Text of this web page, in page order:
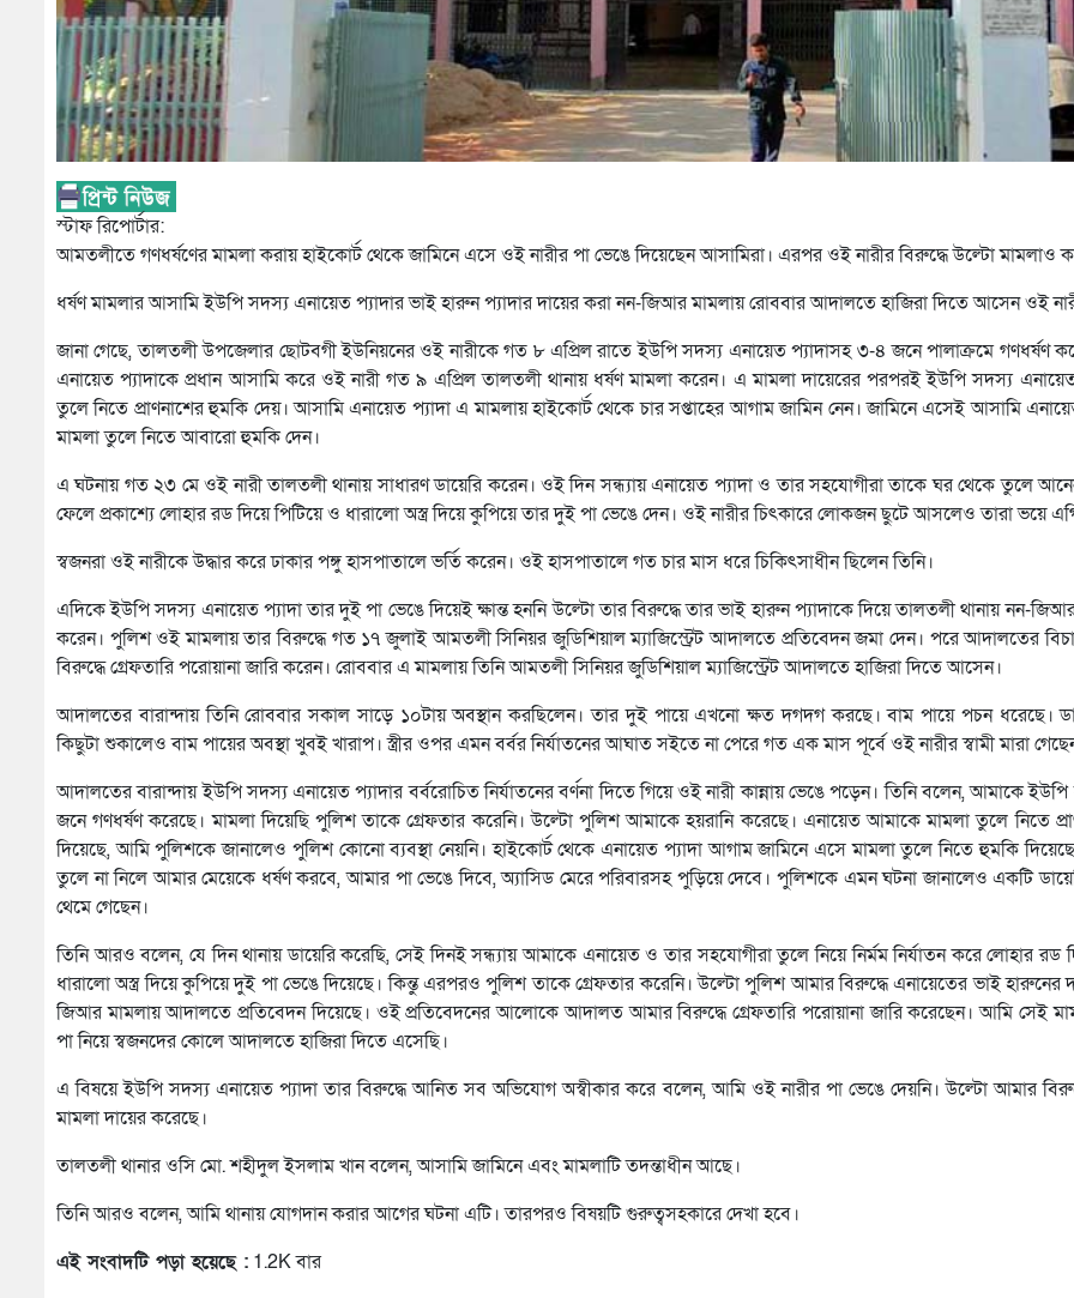
স্টাফ রিপোর্টার:
আমতলীতে গণধর্ষণের মামলা করায় হাইকোর্ট থেকে জামিনে এসে ওই নারীর পা ভেঙে দিয়েছেন আসামিরা। এরপর ওই নারীর বিরুদ্ধে উল্টো মামলাও
ধর্ষণ মামলার আসামি ইউপি সদস্য এনায়েত প্যাদার ভাই হারুন প্যাদার দায়ের করা নন-জিআর মামলায় রোববার আদালতে হাজিরা দিতে আসেন ওই
জানা গেছে, তালতলী উপজেলার ছোটবগী ইউনিয়নের ওই নারীকে গত ৮ এপ্রিল রাতে ইউপি সদস্য এনায়েত প্যাদাসহ ৩-৪ জনে পালাক্রমে গণধর্ষণ
এনায়েত প্যাদাকে প্রধান আসামি করে ওই নারী গত ৯ এপ্রিল তালতলী থানায় ধর্ষণ মামলা করেন। এ মামলা দায়েরের পরপরই ইউপি সদস্য
তুলে নিতে প্রাণনাশের হুমকি দেয়। আসামি এনায়েত প্যাদা এ মামলায় হাইকোর্ট থেকে চার সপ্তাহের আগাম জামিন নেন। জামিনে এসেই আসামি
মামলা তুলে নিতে আবারো হুমকি দেন।
এ ঘটনায় গত ২৩ মে ওই নারী তালতলী থানায় সাধারণ ডায়েরি করেন। ওই দিন সন্ধ্যায় এনায়েত প্যাদা ও তার সহযোগীরা তাকে ঘর থেকে তুলে
ফেলে প্রকাশ্যে লোহার রড দিয়ে পিটিয়ে ও ধারালো অস্ত্র দিয়ে কুপিয়ে তার দুই পা ভেঙে দেন। ওই নারীর চিৎকারে লোকজন ছুটে আসলেও তারা ভয়ে
স্বজনরা ওই নারীকে উদ্ধার করে ঢাকার পঙ্গু হাসপাতালে ভর্তি করেন। ওই হাসপাতালে গত চার মাস ধরে চিকিৎসাধীন ছিলেন তিনি।
এদিকে ইউপি সদস্য এনায়েত প্যাদা তার দুই পা ভেঙে দিয়েই ক্ষান্ত হননি উল্টো তার বিরুদ্ধে তার ভাই হারুন প্যাদাকে দিয়ে তালতলী থানায় নন-
করেন। পুলিশ ওই মামলায় তার বিরুদ্ধে গত ১৭ জুলাই আমতলী সিনিয়র জুডিশিয়াল ম্যাজিস্ট্রেট আদালতে প্রতিবেদন জমা দেন। পরে আদালতের
বিরুদ্ধে গ্রেফতারি পরোয়ানা জারি করেন। রোববার এ মামলায় তিনি আমতলী সিনিয়র জুডিশিয়াল ম্যাজিস্ট্রেট আদালতে হাজিরা দিতে আসেন।
আদালতের বারান্দায় তিনি রোববার সকাল সাড়ে ১০টায় অবস্থান করছিলেন। তার দুই পায়ে এখনো ক্ষত দগদগ করছে। বাম পায়ে পচন ধরেছে।
কিছুটা শুকালেও বাম পায়ের অবস্থা খুবই খারাপ। স্ত্রীর ওপর এমন বর্বর নির্যাতনের আঘাত সইতে না পেরে গত এক মাস পূর্বে ওই নারীর স্বামী মারা
আদালতের বারান্দায় ইউপি সদস্য এনায়েত প্যাদার বর্বরোচিত নির্যাতনের বর্ণনা দিতে গিয়ে ওই নারী কান্নায় ভেঙে পড়েন। তিনি বলেন, আমাকে
জনে গণধর্ষণ করেছে। মামলা দিয়েছি পুলিশ তাকে গ্রেফতার করেনি। উল্টো পুলিশ আমাকে হয়রানি করেছে। এনায়েত আমাকে মামলা তুলে নিতে
দিয়েছে, আমি পুলিশকে জানালেও পুলিশ কোনো ব্যবস্থা নেয়নি। হাইকোর্ট থেকে এনায়েত প্যাদা আগাম জামিনে এসে মামলা তুলে নিতে হুমকি
তুলে না নিলে আমার মেয়েকে ধর্ষণ করবে, আমার পা ভেঙে দিবে, অ্যাসিড মেরে পরিবারসহ পুড়িয়ে দেবে। পুলিশকে এমন ঘটনা জানালেও একটি
থেমে গেছেন।
তিনি আরও বলেন, যে দিন থানায় ডায়েরি করেছি, সেই দিনই সন্ধ্যায় আমাকে এনায়েত ও তার সহযোগীরা তুলে নিয়ে নির্মম নির্যাতন করে লোহার রড
ধারালো অস্ত্র দিয়ে কুপিয়ে দুই পা ভেঙে দিয়েছে। কিন্তু এরপরও পুলিশ তাকে গ্রেফতার করেনি। উল্টো পুলিশ আমার বিরুদ্ধে এনায়েতের ভাই হারুনের
জিআর মামলায় আদালতে প্রতিবেদন দিয়েছে। ওই প্রতিবেদনের আলোকে আদালত আমার বিরুদ্ধে গ্রেফতারি পরোয়ানা জারি করেছেন। আমি সেই
পা নিয়ে স্বজনদের কোলে আদালতে হাজিরা দিতে এসেছি।
এ বিষয়ে ইউপি সদস্য এনায়েত প্যাদা তার বিরুদ্ধে আনিত সব অভিযোগ অস্বীকার করে বলেন, আমি ওই নারীর পা ভেঙে দেয়নি। উল্টো আমার
মামলা দায়ের করেছে।
তালতলী থানার ওসি মো. শহীদুল ইসলাম খান বলেন, আসামি জামিনে এবং মামলাটি তদন্তাধীন আছে।
তিনি আরও বলেন, আমি থানায় যোগদান করার আগের ঘটনা এটি। তারপরও বিষয়টি গুরুত্বসহকারে দেখা হবে।
এই সংবাদটি পড়া হয়েছে : 1.2K বার